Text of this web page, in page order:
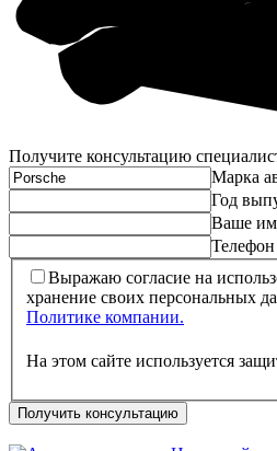
Получите консультацию
Марка
Год
Ваше
Телефон
Выражаю согласие на
хранение своих персональных
Политике компании.
На этом сайте используется
Получить консультацию